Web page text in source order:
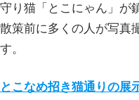
守り猫「とこにゃん」が
散策前に多くの人が写真
す。
とこなめ招き猫通りの展